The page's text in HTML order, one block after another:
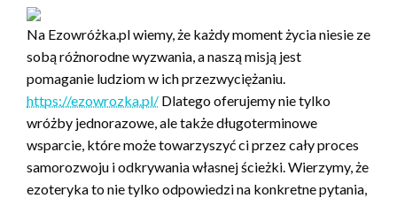
Na Ezowróżka.pl wiemy, że każdy moment życia niesie ze
sobą różnorodne wyzwania, a naszą misją jest
pomaganie ludziom w ich przezwyciężaniu.
https://ezowrozka.pl/ Dlatego oferujemy nie tylko
wróżby jednorazowe, ale także długoterminowe
wsparcie, które może towarzyszyć ci przez cały proces
samorozwoju i odkrywania własnej ścieżki. Wierzymy, że
ezoteryka to nie tylko odpowiedzi na konkretne pytania,